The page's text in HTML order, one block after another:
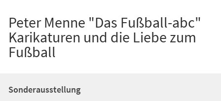
Peter Menne "Das Fußball-abc"
Karikaturen und die Liebe zum
Fußball
Sonderausstellung